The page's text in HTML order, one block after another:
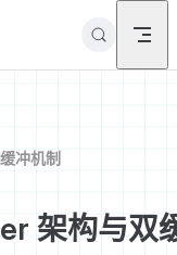
冲机制
架构与双